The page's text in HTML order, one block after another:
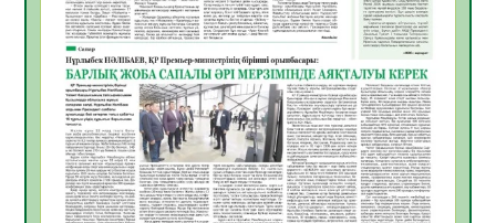
Open Air: Қызылорда облысы полиция
департаменті 20 мыңнан астам
көрерменнің қауіпсіздігін қамтамасыз етті
06.08.2026
64
ҚЫЗЫЛОРДАДА «САНАЛЫ ҰРПАҚ –
ЖАРҚЫН БОЛАШАҚ» АТТЫ КЕҢЕЙТІЛГЕН
МӘЖІЛІС ӨТТІ
05.08.2026
65